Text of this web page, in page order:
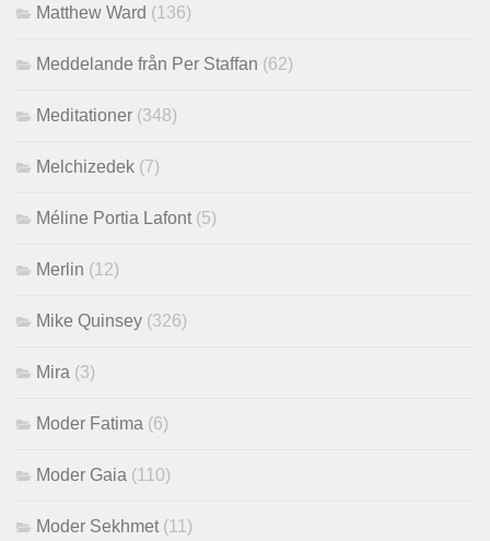
Matthew Ward (136)
Meddelande från Per Staffan (62)
Meditationer (348)
Melchizedek (7)
Méline Portia Lafont (5)
Merlin (12)
Mike Quinsey (326)
Mira (3)
Moder Fatima (6)
Moder Gaia (110)
Moder Sekhmet (11)